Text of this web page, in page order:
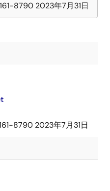
8790 2023年7月31日
8790 2023年7月31日